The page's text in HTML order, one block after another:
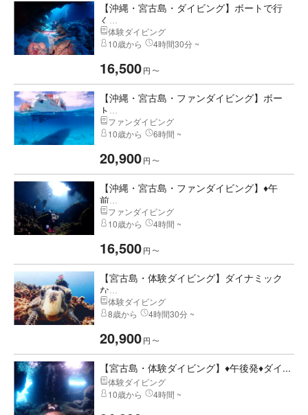
【沖縄・宮古島・ダイビング】ボートで行
く...
体験ダイビング
10歳から
4時間30分 ~
16,500円 〜
【沖縄・宮古島・ファンダイビング】ボー
ト...
ファンダイビング
10歳から
6時間 ~
20,900円 〜
【沖縄・宮古島・ファンダイビング】♦午
前...
ファンダイビング
10歳から
4時間 ~
16,500円 〜
【宮古島・体験ダイビング】ダイナミック
な...
体験ダイビング
8歳から
4時間30分 ~
20,900円 〜
【宮古島・体験ダイビング】♦午後発♦ダイ...
体験ダイビング
10歳から
4時間 ~